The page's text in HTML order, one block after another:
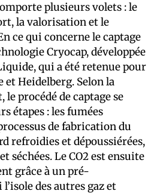
plusieurs volets : le
la valorisation et le
ce qui concerne le captage
Cryocap, développée
qui a été retenue pour
et Heidelberg. Selon la
procédé de captage se
étapes : les fumées
de fabrication du
refroidies et dépoussiérées,
séchées. Le CO2 est ensuite
grâce à un pré-
des autres gaz et